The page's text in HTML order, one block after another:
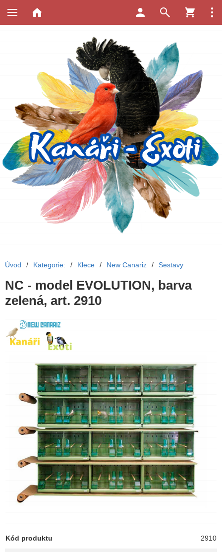
Úvod / Kategorie: / Klece / New Canariz / Sestavy
NC - model EVOLUTION, barva
zelená, art. 2910
Kód produktu 2910